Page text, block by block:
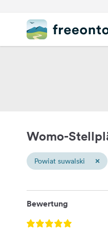
Womo-
Powiat suwalski ×
Bewertung